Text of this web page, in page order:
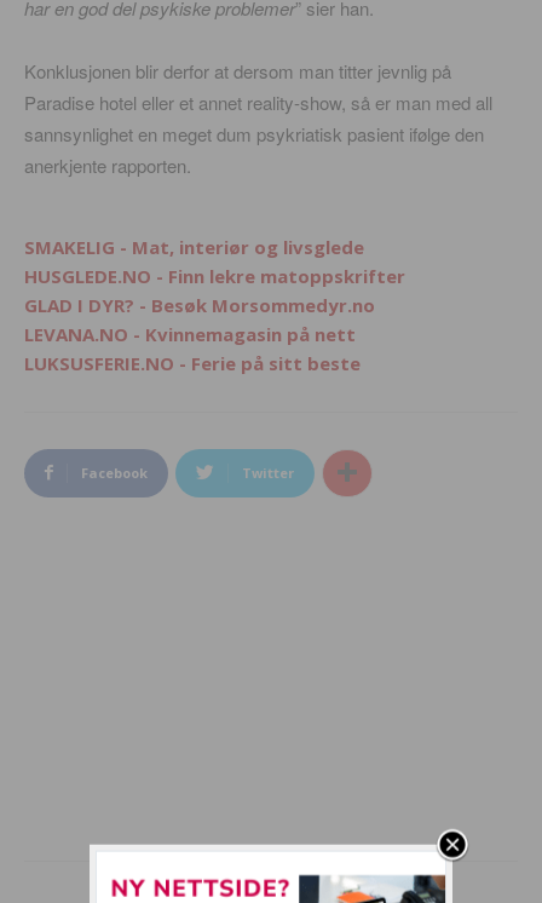
har en god del psykiske problemer” sier han.
Konklusjonen blir derfor at dersom man titter jevnlig på
Paradise hotel eller et annet reality-show, så er man med all
sannsynlighet en meget dum psykriatisk pasient ifølge den
anerkjente rapporten.
SMAKELIG - Mat, interiør og livsglede
HUSGLEDE.NO - Finn lekre matoppskrifter
GLAD I DYR? - Besøk Morsommedyr.no
LEVANA.NO - Kvinnemagasin på nett
LUKSUSFERIE.NO - Ferie på sitt beste
Facebook Twitter